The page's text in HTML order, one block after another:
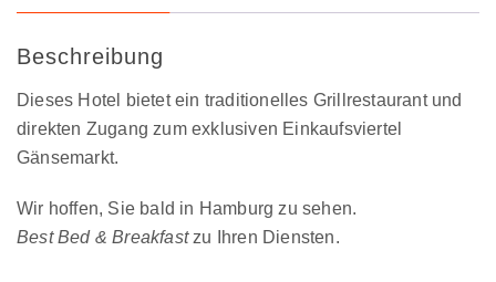
Beschreibung
Dieses Hotel bietet ein traditionelles Grillrestaurant und
direkten Zugang zum exklusiven Einkaufsviertel
Gänsemarkt.
Wir hoffen, Sie bald in Hamburg zu sehen.
Best Bed & Breakfastzu Ihren Diensten.